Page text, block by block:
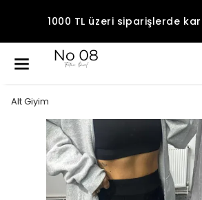
1000 TL üzeri siparişlerde
Alt Giyim